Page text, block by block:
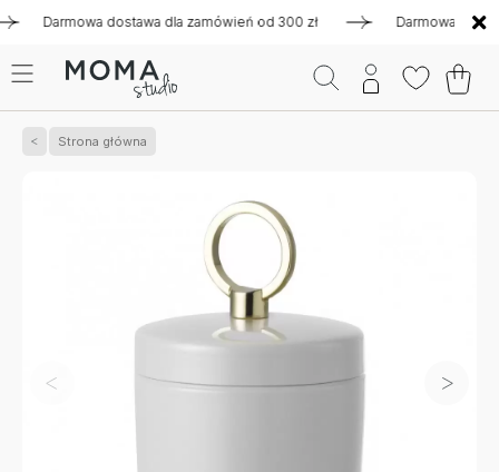
Darmowa dostawa dla zamówień od 300 zł Darmowa dostawa
Strona główna